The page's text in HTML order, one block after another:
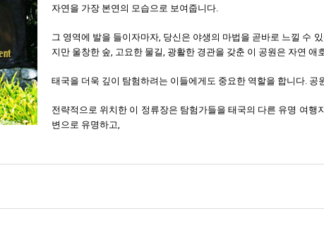
자연을 가장 본연의 모습으로 보여줍니다.
그 영역에 발을 들이자마자, 당신은 야생의 마법을 곧바로 느낄 수
지만 울창한 숲, 고요한 물길, 광활한 경관을 갖춘 이 공원은 자연 애
태국을 더욱 깊이 탐험하려는 이들에게도 중요한 역할을 합니다.
전략적으로 위치한 이 정류장은 탐험가들을 태국의 다른 유명 여행
변으로 유명하고,